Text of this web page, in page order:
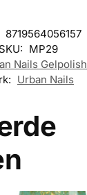
8719564056157
SKU: MP29
Nails Gelpolish
Urban Nails